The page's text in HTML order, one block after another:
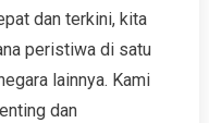
dan terkini, kita
peristiwa di satu
lainnya. Kami
dan